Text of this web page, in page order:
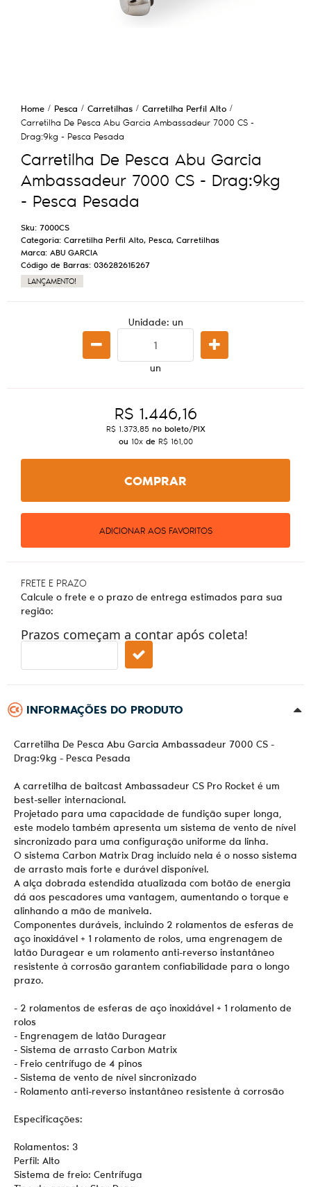
Home Pesca Carretilhas
Carretilha Perfil Alto
Carretilha De Pesca Abu Garcia Ambassadeur 7000 CS -
Drag:9kg - Pesca Pesada
Carretilha De Pesca Abu Garcia
Ambassadeur 7000 CS - Drag:9kg
- Pesca Pesada
Sku: 7000CS
Categoria: Carretilha Perfil Alto, Pesca, Carretilhas
Marca: ABU GARCIA
Código de Barras: 036282615267
LANÇAMENTO!
Unidade: un
un
R$ 1.446,16
R$ 1.373,85no boleto/PIX
ou 10xde R$ 161,00
COMPRAR
ADICIONAR AOS FAVORITOS
FRETE E PRAZO
Calcule o frete e o prazo de entrega estimados para sua
região:
Prazos começam a contar após coleta!
INFORMAÇÕES DO PRODUTO
Carretilha De Pesca Abu Garcia Ambassadeur 7000 CS -
Drag:9kg - Pesca Pesada
A carretilha de baitcast Ambassadeur CS Pro Rocket é um
best-seller internacional.
Projetado para uma capacidade de fundição super longa,
este modelo também apresenta um sistema de vento de nível
sincronizado para uma configuração uniforme da linha.
O sistema Carbon Matrix Drag incluído nela é o nosso sistema
de arrasto mais forte e durável disponível.
A alça dobrada estendida atualizada com botão de energia
dá aos pescadores uma vantagem, aumentando o torque e
alinhando a mão de manivela.
Componentes duráveis, incluindo 2 rolamentos de esferas de
aço inoxidável + 1 rolamento de rolos, uma engrenagem de
latão Duragear e um rolamento anti-reverso instantâneo
resistente à corrosão garantem confiabilidade para o longo
prazo.
- 2 rolamentos de esferas de aço inoxidável + 1 rolamento de
rolos
- Engrenagem de latão Duragear
- Sistema de arrasto Carbon Matrix
- Freio centrífugo de 4 pinos
- Sistema de vento de nível sincronizado
- Rolamento anti-reverso instantâneo resistente à corrosão
Especificações:
Rolamentos: 3
Perfil: Alto
Sistema de freio: Centrífuga